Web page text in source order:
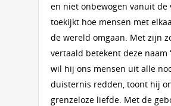
en niet onbewogen vanuit de
toekijkt hoe mensen met
de wereld omgaan. Met zijn
vertaald betekent deze naam
wil hij ons mensen uit alle
duisternis redden, toont hij
grenzeloze liefde. Met de